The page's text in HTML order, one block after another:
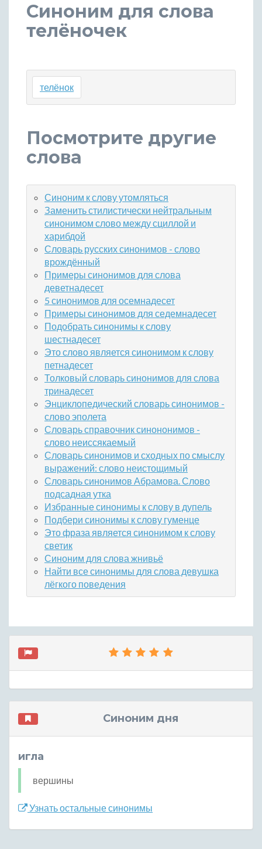
Синоним для слова
телёночек
телёнок
Посмотрите другие
слова
Синоним к слову утомляться
Заменить стилистически нейтральным
синонимом слово между сциллой и
харибдой
Словарь русских синонимов - слово
врождённый
Примеры синонимов для слова
деветнадесет
5 синонимов для осемнадесет
Примеры синонимов для седемнадесет
Подобрать синонимы к слову
шестнадесет
Это слово является синонимом к слову
петнадесет
Толковый словарь синонимов для слова
тринадесет
Энциклопедический словарь синонимов -
слово эполета
Словарь справочник синононимов -
слово неиссякаемый
Словарь синонимов и сходных по смыслу
выражений: слово неистощимый
Словарь синонимов Абрамова. Слово
подсадная утка
Избранные синонимы к слову в дупель
Подбери синонимы к слову гуменце
Это фраза является синонимом к слову
светик
Синоним для слова жнивьё
Найти все синонимы для слова девушка
лёгкого поведения
Синоним дня
игла
вершины
Узнать остальные синонимы